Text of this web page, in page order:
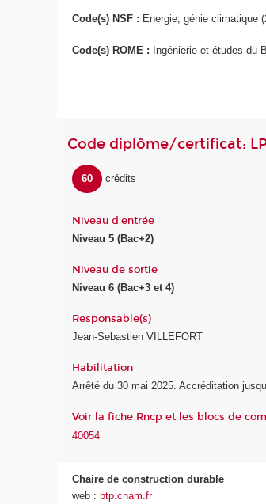
Code(s) NSF : Energie, génie climatique
Code(s) ROME : Ingénierie et études du
Code diplôme/certificat:
60 crédits
Niveau d'entrée
Niveau 5 (Bac+2)
Niveau de sortie
Niveau 6 (Bac+3 et 4)
Responsable(s)
Jean-Sebastien VILLEFORT
Habilitation
Arrêté du 30 mai 2025. Accréditation
Voir la fiche Rncp et les blocs de
40054
Chaire de construction durable
web : btp.cnam.fr